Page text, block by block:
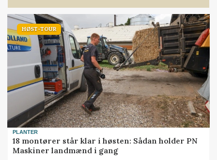
HØST-TOUR
PLANTER
18 montører står klar i høsten: Sådan holder PN
Maskiner landmænd i gang